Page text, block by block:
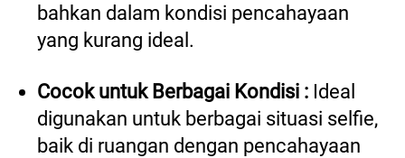
bahkan dalam kondisi pencahayaan
yang kurang ideal.
Cocok untuk Berbagai Kondisi : Ideal
digunakan untuk berbagai situasi selfie,
baik di ruangan dengan pencahayaan